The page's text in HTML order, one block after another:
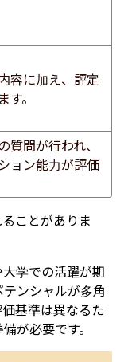
容に加え、評定
。
問が行われ、
ョン能力が評価
ことがありま
学での活躍が期
ンシャルが多角
基準は異なるた
が必要です。